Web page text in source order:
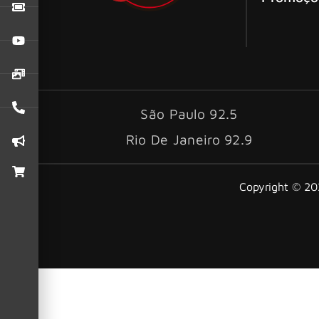
São Paulo 92.5
Rio De Janeiro 92.9
Copyright ©